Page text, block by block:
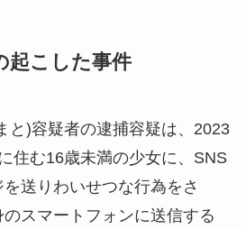
起こした事件
と)容疑者の逮捕容疑は、2023
住む16歳未満の少女に、SNS
送りわいせつな行為をさ
スマートフォンに送信する